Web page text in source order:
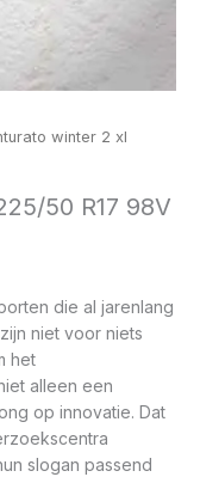
winter 2 xl
50 R17 98V
die al jarenlang
niet voor niets
het
alleen een
op innovatie. Dat
slogan passend